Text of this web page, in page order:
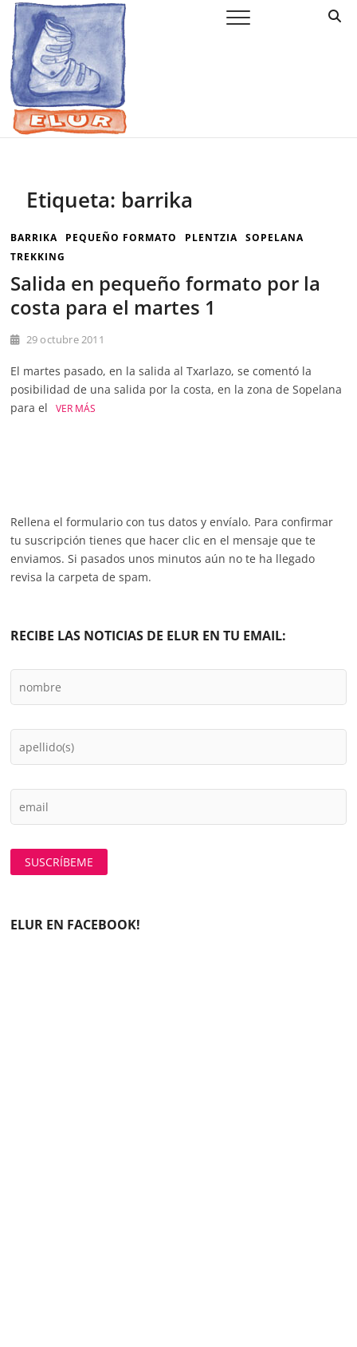
Saltar
contenido
Elur Taldea
EL CLUB DE ESQUÍ DE AMURRIO Y AYALA
Etiqueta: barrika
BARRIKA PEQUEÑO FORMATO PLENTZIA
SOPELANA
TREKKING
Salida en pequeño formato por la
costa para el martes 1
29 octubre 2011
El martes pasado, en la salida al Txarlazo, se comentó la
posibilidad de una salida por la costa, en la zona de Sopelana
para el
VER MÁS
Rellena el formulario con tus datos y envíalo. Para confirmar
tu suscripción tienes que hacer clic en el mensaje que te
enviamos. Si pasados unos minutos aún no te ha llegado
revisa la carpeta de spam.
RECIBE LAS NOTICIAS DE ELUR EN TU EMAIL:
ELUR EN FACEBOOK!